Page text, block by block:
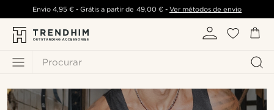
Procurar
Envio 4,95 €- Grátis a partir de 49,00 €- Ver métodos de envio